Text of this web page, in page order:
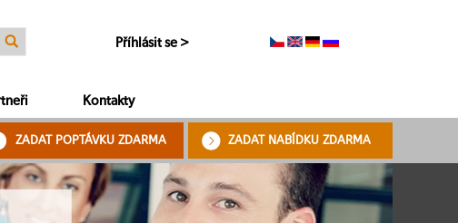
Příhlásit se >
Kontakty
ZADAT POPTÁVKU ZDARMA ZADAT NABÍDKU ZDARMA